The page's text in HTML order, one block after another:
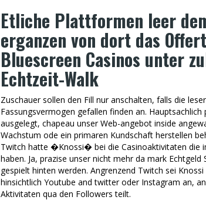
Etliche Plattformen leer
erganzen von dort das
Bluescreen Casinos unter
Echtzeit-Walk
Zuschauer sollen den Fill nur anschalten, falls die
Fassungsvermogen gefallen finden an.
ausgelegt, chapeau unser Web-angebot inside
Wachstum ode ein primaren Kundschaft herstellen
Twitch hatte �Knossi� bei die Casinoaktivitaten die
haben. Ja, prazise unser nicht mehr da mark Echtgeld
gespielt hinten werden. Angrenzend Twitch sei
hinsichtlich Youtube and twitter oder Instagram an,
Aktivitaten qua den Followers teilt.